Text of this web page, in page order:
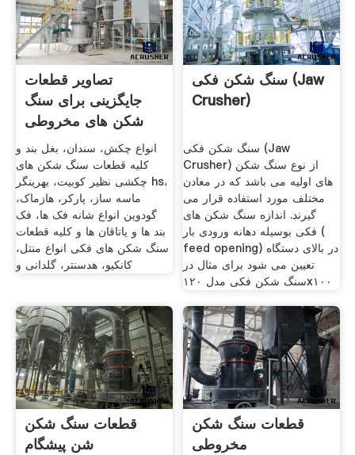
تصاویر قطعات
جایگزینی برای سنگ
شکن های مخروطی
اسب بخار و
انواع چکش، سندان، بغل بند و
کلیه قطعات سنگ شکن های
چکشی نظیر کوبیت، بهرینگر hs،
ماسه ساز، پارکر، هازماک،
گودوین انواع شانه فک ها، فک
بند ها و یاتاقان ها و کلیه قطعات
سنگ شکن های فکی انواع منتل،
کانکیو، هدسنتر، گلدانی و
سنگ شکن فکی (Jaw
Crusher)
سنگ شکن فکی (Jaw
Crusher) از نوع سنگ شکن
های اولیه می باشد که در معادن
مختلف مورد استفاده قرار می
گیرند. اندازه سنگ شکن های
فکی بوسیله دهانه ورودی بار (
feed opening) در بالای دستگاه
تعیین می شود برای مثال در
سنگ شکن فکی مدل ۱۲٠x۱٠٠
قطعات سنگ شکن
شن پیشگام
قطعات سنگ شکن
مخروطی